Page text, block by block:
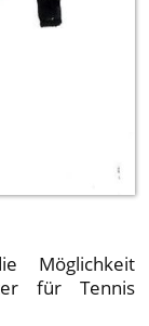
Möglichkeit
für Tennis